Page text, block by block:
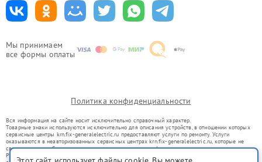
Мы принимаем
все формы оплаты
Политика конфиденциальности
Вся информация на сайте носит исключительно справочный характер.
Товарные знаки используются исключительно для описания устройств, в отношении которых
сервисные центры krn.fix-generalelectric.ru предоставляют услуги по ремонту. Услуги
оказываются в неавторизованных сервисных центрах krn.fix-generalelectric.ru, которые не
связаны с правообладателями товарных знаков или их официальными представителями.
Ремонт осуществляется для устройств, уже введенных в гражданский оборот в соответствии